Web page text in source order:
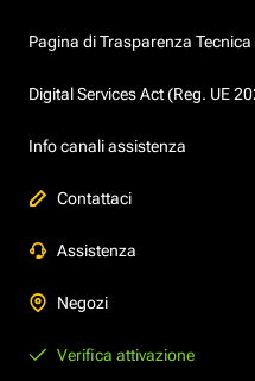
Pagina di Trasparenza Tecnica
Digital Services Act (Reg. UE
Info canali assistenza
Contattaci
Assistenza
Negozi
Verifica attivazione